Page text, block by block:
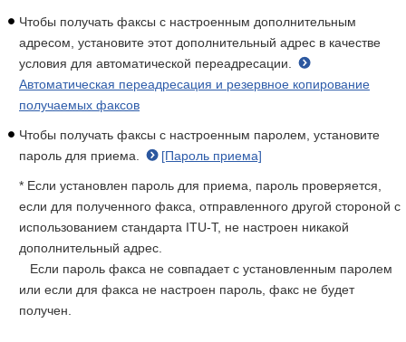
Чтобы получать факсы с настроенным дополнительным
адресом, установите этот дополнительный адрес в качестве
условия для автоматической переадресации.
Автоматическая переадресация и резервное копирование
получаемых факсов
Чтобы получать факсы с настроенным паролем, установите
пароль для приема.
[Пароль приема]
* Если установлен пароль для приема, пароль проверяется,
если для полученного факса, отправленного другой стороной с
использованием стандарта ITU-T, не настроен никакой
дополнительный адрес.
Если пароль факса не совпадает с установленным паролем
или если для факса не настроен пароль, факс не будет
получен.